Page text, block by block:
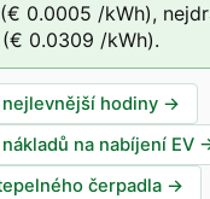
(€ 0.0005 /kWh),
(€ 0.0309 /kWh).
nejlevnější hodiny →
na nabíjení EV
čerpadla →